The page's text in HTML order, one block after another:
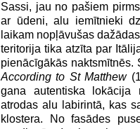
Sassi, jau no pašiem
ar ūdeni, alu iemītnieki
laikam nopļāvušas
teritorija tika atzīta par
pienācīgākās
According to St Matthew
gana autentiska
atrodas alu labirintā, kas
klostera. No fasādes